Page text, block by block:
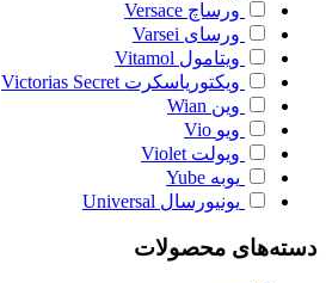
ورساچ Versace
ورسای Varsei
ویتامول Vitamol
ویکتوریاسکرت Victorias Secret
وین Wian
ویو Vio
ویولت Violet
یوبه Yube
یونیورسال Universal
دسته‌های محصولات